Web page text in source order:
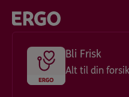
Bli Frisk
Alt til din